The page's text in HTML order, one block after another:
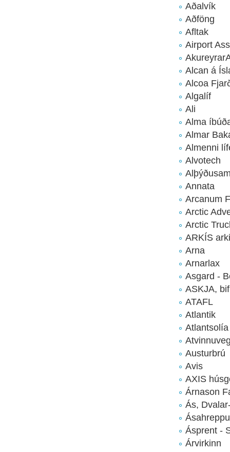
Aðalvík
Aðföng
Afltak
Airport
Alcan á
Alcoa
Algalíf
Ali
Alma
Almar
Almenni
Alvotech
Annata
Arcanum
Arctic
Arctic
ARKÍS
Arna
Arnarlax
Asgard -
ASKJA,
ATAFL
Atlantik
Atlantsolía
Austurbrú
Avis
AXIS
Árnason
Ás,
Ásprent -
Árvirkinn